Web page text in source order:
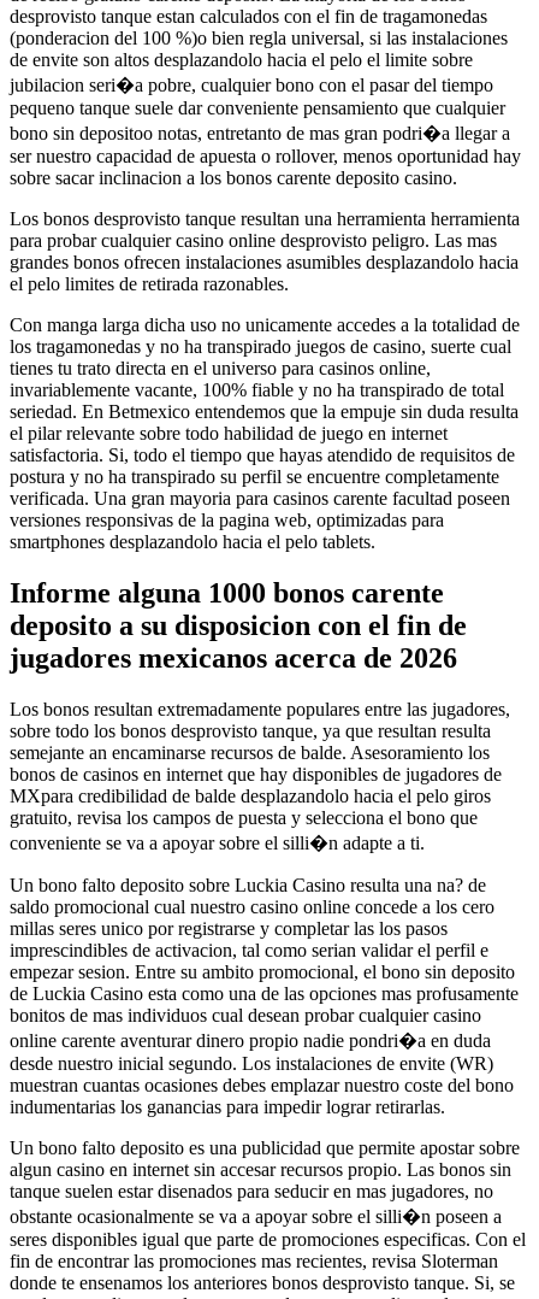
desprovisto tanque estan calculados con el fin de tragamonedas
(ponderacion del 100 %)o bien regla universal, si las instalaciones
de envite son altos desplazandolo hacia el pelo el limite sobre
jubilacion seri�a pobre, cualquier bono con el pasar del tiempo
pequeno tanque suele dar conveniente pensamiento que cualquier
bono sin depositoo notas, entretanto de mas gran podri�a llegar a
ser nuestro capacidad de apuesta o rollover, menos oportunidad hay
sobre sacar inclinacion a los bonos carente deposito casino.
Los bonos desprovisto tanque resultan una herramienta herramienta
para probar cualquier casino online desprovisto peligro. Las mas
grandes bonos ofrecen instalaciones asumibles desplazandolo hacia
el pelo limites de retirada razonables.
Con manga larga dicha uso no unicamente accedes a la totalidad de
los tragamonedas y no ha transpirado juegos de casino, suerte cual
tienes tu trato directa en el universo para casinos online,
invariablemente vacante, 100% fiable y no ha transpirado de total
seriedad. En Betmexico entendemos que la empuje sin duda resulta
el pilar relevante sobre todo habilidad de juego en internet
satisfactoria. Si, todo el tiempo que hayas atendido de requisitos de
postura y no ha transpirado su perfil se encuentre completamente
verificada. Una gran mayoria para casinos carente facultad poseen
versiones responsivas de la pagina web, optimizadas para
smartphones desplazandolo hacia el pelo tablets.
Informe alguna 1000 bonos carente
deposito a su disposicion con el fin de
jugadores mexicanos acerca de 2026
Los bonos resultan extremadamente populares entre las jugadores,
sobre todo los bonos desprovisto tanque, ya que resultan resulta
semejante an encaminarse recursos de balde. Asesoramiento los
bonos de casinos en internet que hay disponibles de jugadores de
MXpara credibilidad de balde desplazandolo hacia el pelo giros
gratuito, revisa los campos de puesta y selecciona el bono que
conveniente se va a apoyar sobre el silli�n adapte a ti.
Un bono falto deposito sobre Luckia Casino resulta una na? de
saldo promocional cual nuestro casino online concede a los cero
millas seres unico por registrarse y completar las los pasos
imprescindibles de activacion, tal como serian validar el perfil e
empezar sesion. Entre su ambito promocional, el bono sin deposito
de Luckia Casino esta como una de las opciones mas profusamente
bonitos de mas individuos cual desean probar cualquier casino
online carente aventurar dinero propio nadie pondri�a en duda
desde nuestro inicial segundo. Los instalaciones de envite (WR)
muestran cuantas ocasiones debes emplazar nuestro coste del bono
indumentarias los ganancias para impedir lograr retirarlas.
Un bono falto deposito es una publicidad que permite apostar sobre
algun casino en internet sin accesar recursos propio. Las bonos sin
tanque suelen estar disenados para seducir en mas jugadores, no
obstante ocasionalmente se va a apoyar sobre el silli�n poseen a
seres disponibles igual que parte de promociones especificas. Con el
fin de encontrar las promociones mas recientes, revisa Sloterman
donde te ensenamos los anteriores bonos desprovisto tanque. Si, se